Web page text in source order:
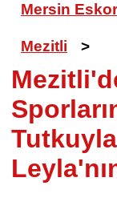
Mersin
Mezitli >